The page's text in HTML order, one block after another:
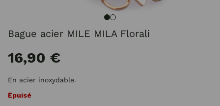
Bague acier MILE MILA Florali
16,90 €
En acier inoxydable.
Épuisé